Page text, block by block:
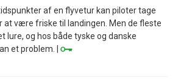
af en flyvetur kan piloter tage
at være friske til landingen. Men de fleste
lure, og hos både tyske og danske
et problem. |